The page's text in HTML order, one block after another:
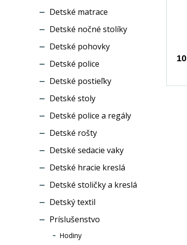
Detské matrace
Detské nočné stolíky
Detské pohovky
Detské police
Detské postieľky
Detské stoly
Detské police a regály
Detské rošty
Detské sedacie vaky
Detské hracie kreslá
Detské stoličky a kreslá
Detský textil
Príslušenstvo
Hodiny